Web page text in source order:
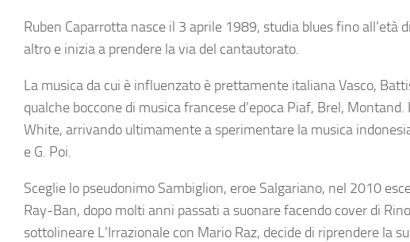
Ruben Caparrotta nasce il 3 aprile 1989, studia blues fino all’età
altro e inizia a prendere la via del cantautorato.
La musica da cui è influenzato è prettamente italiana Vasco,
qualche boccone di musica francese d’epoca Piaf, Brel,
White, arrivando ultimamente a sperimentare la musica
e G. Poi.
Sceglie lo pseudonimo Sambiglion, eroe Salgariano, nel 2010
Ray-Ban, dopo molti anni passati a suonare facendo cover di
sottolineare L’Irrazionale con Mario Raz, decide di riprendere la